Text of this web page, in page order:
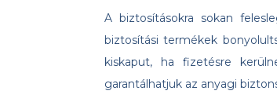
A biztosításokra sokan
biztosítási termékek
kiskaput, ha fizetésre
garantálhatjuk az anyagi